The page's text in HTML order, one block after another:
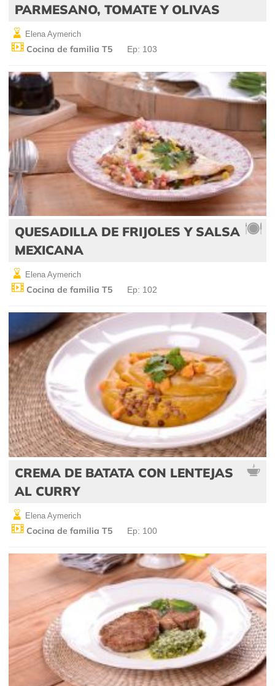
PARMESANO, TOMATE Y OLIVAS
Elena Aymerich
Cocina de familia T5 Ep: 103
QUESADILLA DE FRIJOLES Y SALSA
MEXICANA
Elena Aymerich
Cocina de familia T5 Ep: 102
CREMA DE BATATA CON LENTEJAS
AL CURRY
Elena Aymerich
Cocina de familia T5 Ep: 100